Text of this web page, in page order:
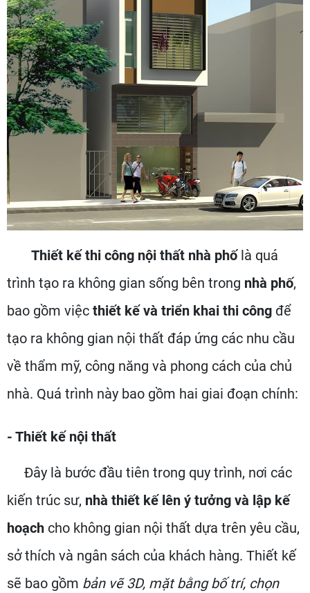
Thiết kế thi công nội thất nhà phốlà quá
trình tạo ra không gian sống bên trong nhà phố,
bao gồm việc thiết kế và triển khai thi công để
tạo ra không gian nội thất đáp ứng các nhu cầu
về thẩm mỹ, công năng và phong cách của chủ
nhà. Quá trình này bao gồm hai giai đoạn chính:
- Thiết kế nội thất
Đây là bước đầu tiên trong quy trình, nơi các
kiến trúc sư, nhà thiết kế lên ý tưởng và lập kế
hoạch cho không gian nội thất dựa trên yêu cầu,
sở thích và ngân sách của khách hàng. Thiết kế
sẽ bao gồm bản vẽ 3D, mặt bằng bố trí, chọn